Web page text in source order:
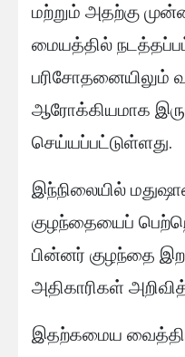
மற்றும் அதற்கு
மையத்தில்
பரிசோதனையிலும்
ஆரோக்கியமாக
செய்யப்பட்டுள்ளது.
இந்நிலையில்
குழந்தையைப்
பின்னர் குழந்தை
அதிகாரிகள்
இதற்கமைய